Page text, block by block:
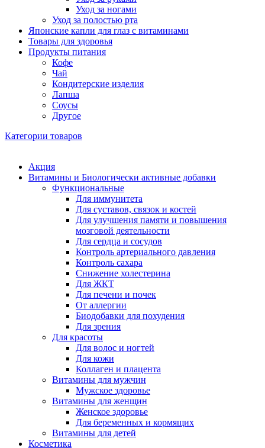
Уход за ногами
Уход за полостью рта
Японские капли для глаз с витаминами
Товары для здоровья
Продукты питания
Кофе
Чай
Кондитерские изделия
Лапша
Соусы
Другое
Категории товаров
Акция
Витамины и Биологически активные добавки
Функциональные
Для иммунитета
Для суставов, связок и костей
Для улучшения памяти и повышения
мозговой деятельности
Для сердца и сосудов
Контроль артериального давления
Контроль сахара
Снижение холестерина
Для ЖКТ
Для печени и почек
От аллергии
Биодобавки для похудения
Для зрения
Для красоты
Для волос и ногтей
Для кожи
Коллаген и плацента
Витамины для мужчин
Мужское здоровье
Витамины для женщин
Женское здоровье
Для беременных и кормящих
Витамины для детей
Косметика